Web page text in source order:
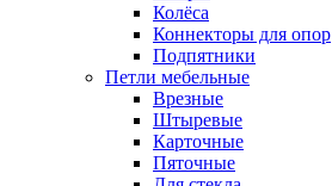
Колёса
Коннекторы для опор
Подпятники
Петли мебельные
Врезные
Штыревые
Карточные
Пяточные